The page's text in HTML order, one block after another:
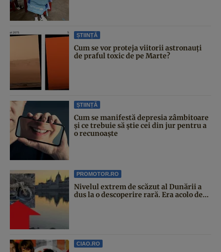
ȘTIINȚĂ
Cum se vor proteja viitorii astronauți
de praful toxic de pe Marte?
ȘTIINȚĂ
Cum se manifestă depresia zâmbitoare
și ce trebuie să știe cei din jur pentru a
o recunoaște
PROMOTOR.RO
Nivelul extrem de scăzut al Dunării a
dus la o descoperire rară. Era acolo de...
CIAO.RO